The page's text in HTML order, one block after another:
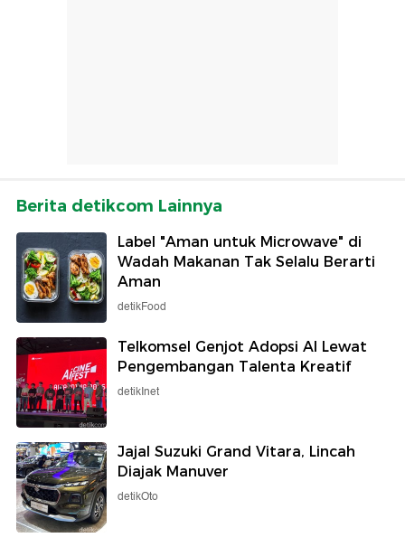
Berita detikcom Lainnya
Label "Aman untuk Microwave" di
Wadah Makanan Tak Selalu Berarti
Aman
detikFood
Telkomsel Genjot Adopsi AI Lewat
Pengembangan Talenta Kreatif
detikInet
Jajal Suzuki Grand Vitara, Lincah
Diajak Manuver
detikOto